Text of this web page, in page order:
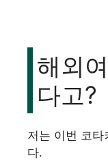
해외
다고?
저는 이번 코
다.